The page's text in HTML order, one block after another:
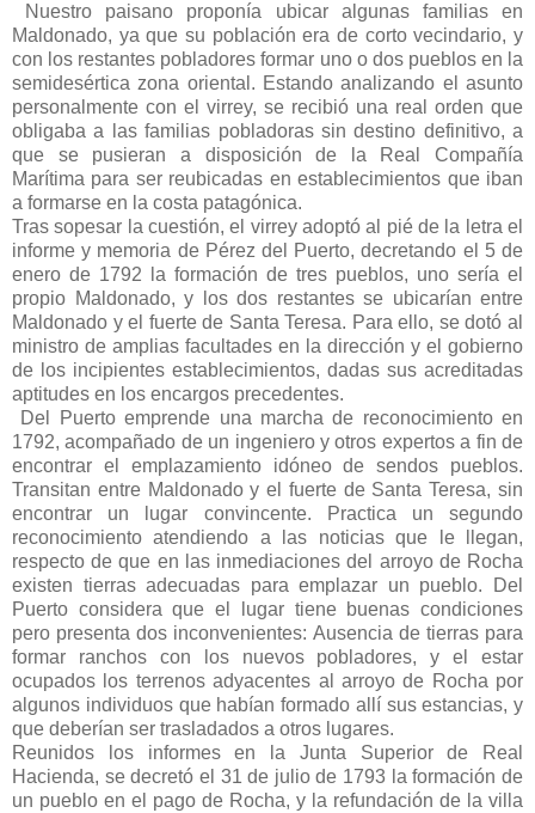
Nuestro paisano proponía ubicar algunas familias en
Maldonado, ya que su población era de corto vecindario, y
con los restantes pobladores formar uno o dos pueblos en la
semidesértica zona oriental. Estando analizando el asunto
personalmente con el virrey, se recibió una real orden que
obligaba a las familias pobladoras sin destino definitivo, a
que se pusieran a disposición de la Real Compañía
Marítima para ser reubicadas en establecimientos que iban
a formarse en la costa patagónica.
Tras sopesar la cuestión, el virrey adoptó al pié de la letra el
informe y memoria de Pérez del Puerto, decretando el 5 de
enero de 1792 la formación de tres pueblos, uno sería el
propio Maldonado, y los dos restantes se ubicarían entre
Maldonado y el fuerte de Santa Teresa. Para ello, se dotó al
ministro de amplias facultades en la dirección y el gobierno
de los incipientes establecimientos, dadas sus acreditadas
aptitudes en los encargos precedentes.
Del Puerto emprende una marcha de reconocimiento en
1792, acompañado de un ingeniero y otros expertos a fin de
encontrar el emplazamiento idóneo de sendos pueblos.
Transitan entre Maldonado y el fuerte de Santa Teresa, sin
encontrar un lugar convincente. Practica un segundo
reconocimiento atendiendo a las noticias que le llegan,
respecto de que en las inmediaciones del arroyo de Rocha
existen tierras adecuadas para emplazar un pueblo. Del
Puerto considera que el lugar tiene buenas condiciones
pero presenta dos inconvenientes: Ausencia de tierras para
formar ranchos con los nuevos pobladores, y el estar
ocupados los terrenos adyacentes al arroyo de Rocha por
algunos individuos que habían formado allí sus estancias, y
que deberían ser trasladados a otros lugares.
Reunidos los informes en la Junta Superior de Real
Hacienda, se decretó el 31 de julio de 1793 la formación de
un pueblo en el pago de Rocha, y la refundación de la villa